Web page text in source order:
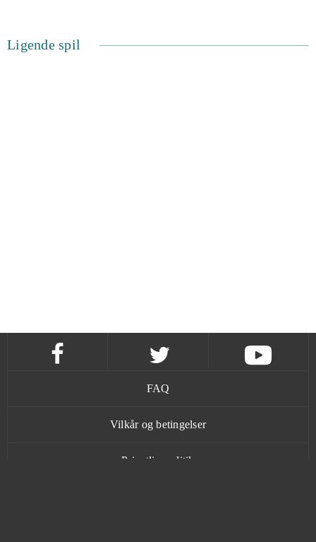
Ligende spil
FAQ
Vilkår og betingelser
Privatlivspolitik